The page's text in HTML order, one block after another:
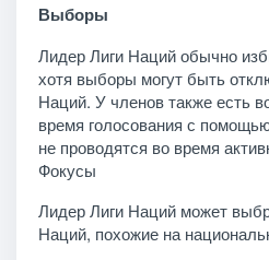
Выборы
Лидер Лиги Наций обычно
хотя выборы могут быть
Наций. У членов также есть
время голосования с
не проводятся во время
Фокусы
Лидер Лиги Наций может
Наций, похожие на